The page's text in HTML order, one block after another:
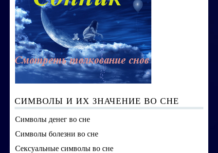
СИМВОЛЫ И ИХ ЗНАЧЕНИЕ ВО СНЕ
Символы денег во сне
Символы болезни во сне
Сексуальные символы во сне